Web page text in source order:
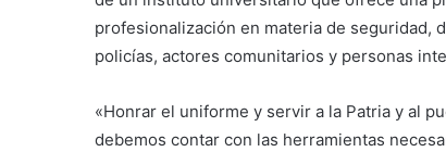
profesionalización en materia de seguridad,
policías, actores comunitarios y personas
«Honrar el uniforme y servir a la Patria y al
debemos contar con las herramientas